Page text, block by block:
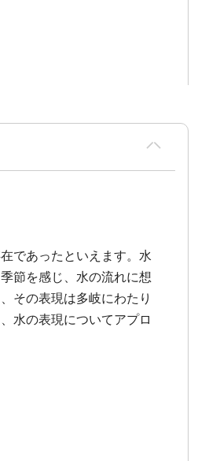
であったといえます。水
節を感じ、水の流れに想
その表現は多岐にわたり
水の表現についてアプロ